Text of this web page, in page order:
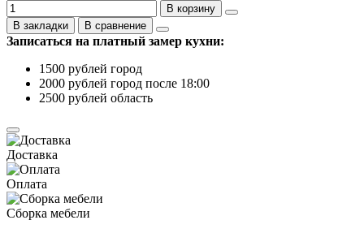
В корзину
В закладки
В сравнение
Записаться на платный замер кухни:
1500 рублей город
2000 рублей город после 18:00
2500 рублей область
Доставка
Оплата
Сборка мебели